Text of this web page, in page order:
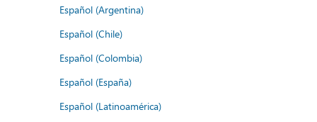
Español (Argentina)
Español (Chile)
Español (Colombia)
Español (España)
Español (Latinoamérica)